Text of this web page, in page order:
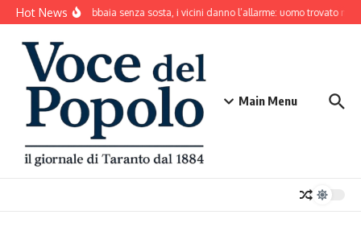
Salta al contenuto
Hot NewsIl cane abbaia senza sosta, i vicini danno l’allarme: uomo trovato
Main Menu